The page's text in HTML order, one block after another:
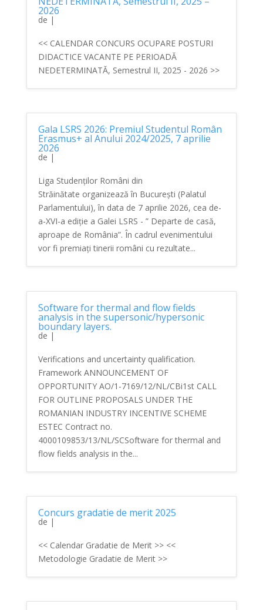
2026
de |
<< CALENDAR CONCURS OCUPARE POSTURI
DIDACTICE VACANTE PE PERIOADĂ
NEDETERMINATĂ, Semestrul II, 2025 - 2026 >>
Gala LSRS 2026: Premiul Studentul Român
Erasmus+ al Anului 2024/2025, 7 aprilie
2026
de |
Liga Studenților Români din
Străinătate organizează în București (Palatul
Parlamentului), în data de 7 aprilie 2026, cea de-
a-XVI-a ediție a Galei LSRS - ” Departe de casă,
aproape de România”. În cadrul evenimentului
vor fi premiați tinerii români cu rezultate...
Software for thermal and flow fields
analysis in the supersonic/hypersonic
boundary layers.
de |
Verifications and uncertainty qualification.
Framework ANNOUNCEMENT OF
OPPORTUNITY AO/1-7169/12/NL/CBi1st CALL
FOR OUTLINE PROPOSALS UNDER THE
ROMANIAN INDUSTRY INCENTIVE SCHEME
ESTEC Contract no.
4000109853/13/NL/SCSoftware for thermal and
flow fields analysis in the...
Concurs gradatie de merit 2025
de |
<< Calendar Gradatie de Merit >> <<
Metodologie Gradatie de Merit >>